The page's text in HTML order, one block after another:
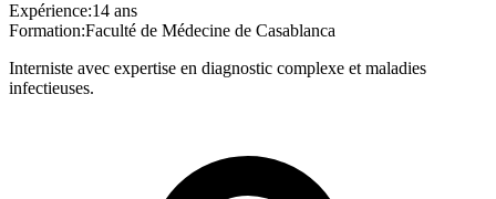
Expérience:14 ans
Formation:Faculté de Médecine de Casablanca
Interniste avec expertise en diagnostic complexe et maladies
infectieuses.